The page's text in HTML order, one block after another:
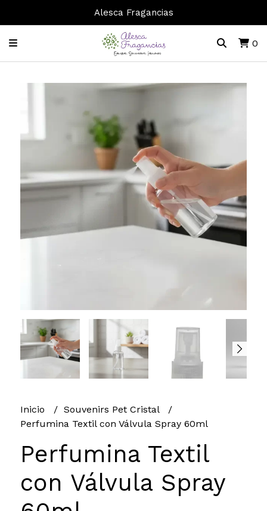
Alesca Fragancias
0
Inicio
Souvenirs Pet Cristal
Perfumina Textil con Válvula Spray 60ml
Perfumina Textil
con Válvula Spray